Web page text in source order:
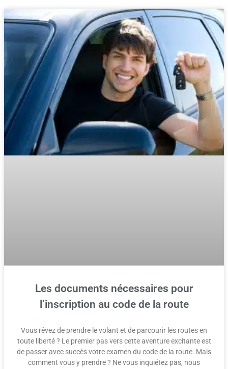
Les documents nécessaires pour
l’inscription au code de la route
Vous rêvez de prendre le volant et de parcourir les routes en
toute liberté ? Le premier pas vers cette aventure excitante est
de passer avec succès votre examen du code de la route. Mais
comment vous y prendre ? Ne vous inquiétez pas, nous